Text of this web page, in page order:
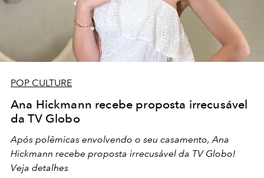
POP CULTURE
Ana Hickmann recebe proposta irrecusável
da TV Globo
Após polêmicas envolvendo o seu casamento, Ana
Hickmann recebe proposta irrecusável da TV Globo!
Veja detalhes